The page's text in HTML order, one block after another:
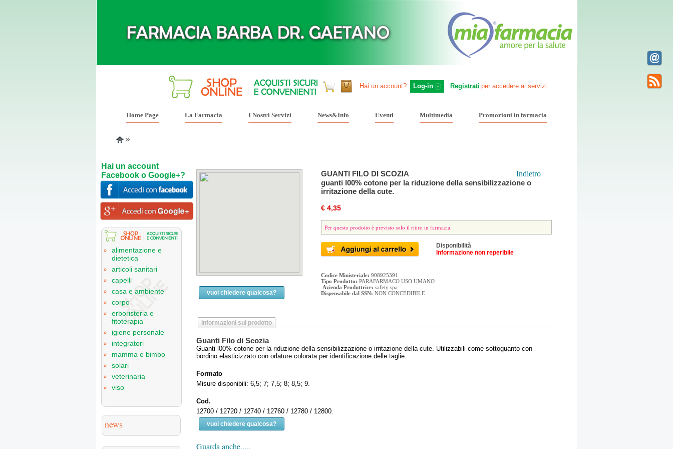
Hai un account
Facebook o Google+?
alimentazione e
dietetica
articoli sanitari
capelli
casa e ambiente
corpo
erboristeria e
fitoterapia
igiene personale
integratori
mamma e bimbo
solari
veterinaria
viso
news
Hai un account? Log-in Registrati per accedere ai servizi
Home Page La Farmacia I Nostri Servizi News&Info Eventi Multimedia Promozioni in farmacia
»
vuoi chiedere qualcosa?
GUANTI FILO DI SCOZIA
Indietro
guanti l00% cotone per la riduzione della sensibilizzazione o
irritazione della cute.
€ 4,35
Per questo prodotto è previsto solo il ritiro in farmacia.
Disponibilità
Informazione non reperibile
Codice Ministeriale: 908925391
Tipo Prodotto: PARAFARMACO USO UMANO
Azienda Produttrice: safety spa
Dispensabile dal SSN: NON CONCEDIBILE
Informazioni sul prodotto
Guanti Filo di Scozia
Guanti l00% cotone per la riduzione della sensibilizzazione o irritazione della cute. Utilizzabili come sottoguanto con
bordino elasticizzato con orlature colorata per identificazione delle taglie.
Formato
Misure disponibili: 6,5; 7; 7,5; 8; 8,5; 9.
Cod.
12700 / 12720 / 12740 / 12760 / 12780 / 12800.
vuoi chiedere qualcosa?
Guarda anche.....